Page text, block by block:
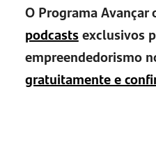
O Programa Avançar
podcastsexclusivos
empreendedorismo
gratuitamente e